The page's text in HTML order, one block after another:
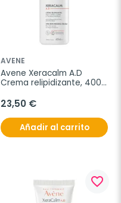
AVENE
Avene Xeracalm A.D
Crema relipidizante, 400
23,50 €
Añadir al carrito
favorite_border